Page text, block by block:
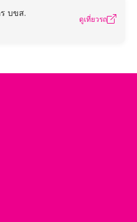
บขส.
ดูเที่ยวรถ